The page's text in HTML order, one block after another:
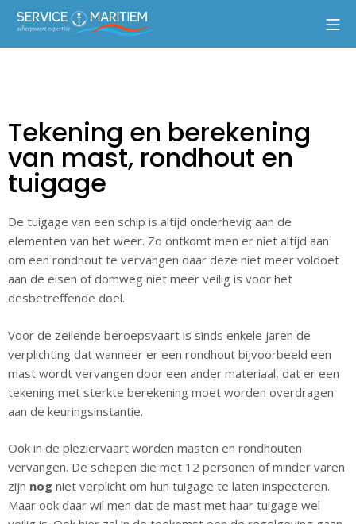
Tekening en berekening
van mast, rondhout en
tuigage
De tuigage van een schip is altijd onderhevig aan de
elementen van het weer. Zo ontkomt men er niet altijd aan
om een rondhout te vervangen daar deze niet meer voldoet
aan de eisen of domweg niet meer veilig is voor het
desbetreffende doel.
Voor de zeilende beroepsvaart is sinds enkele jaren de
verplichting dat wanneer er een rondhout bijvoorbeeld een
mast wordt vervangen door een ander materiaal, dat er een
tekening met sterkte berekening moet worden overdragen
aan de keuringsinstantie.
Ook in de pleziervaart worden masten en rondhouten
vervangen. De schepen die met 12 personen of minder varen
zijn nog niet verplicht om hun tuigage te laten inspecteren.
Maar ook daar wil men dat de mast met haar tuigage wel